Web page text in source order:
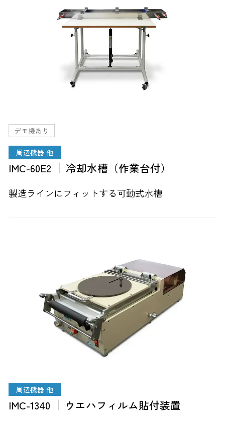
デモ機あり
周辺機器 他
IMC-60E2 冷却水槽（作業台付）
製造ラインにフィットする可動式水槽
周辺機器 他
IMC-1340 ウエハフィルム貼付装置